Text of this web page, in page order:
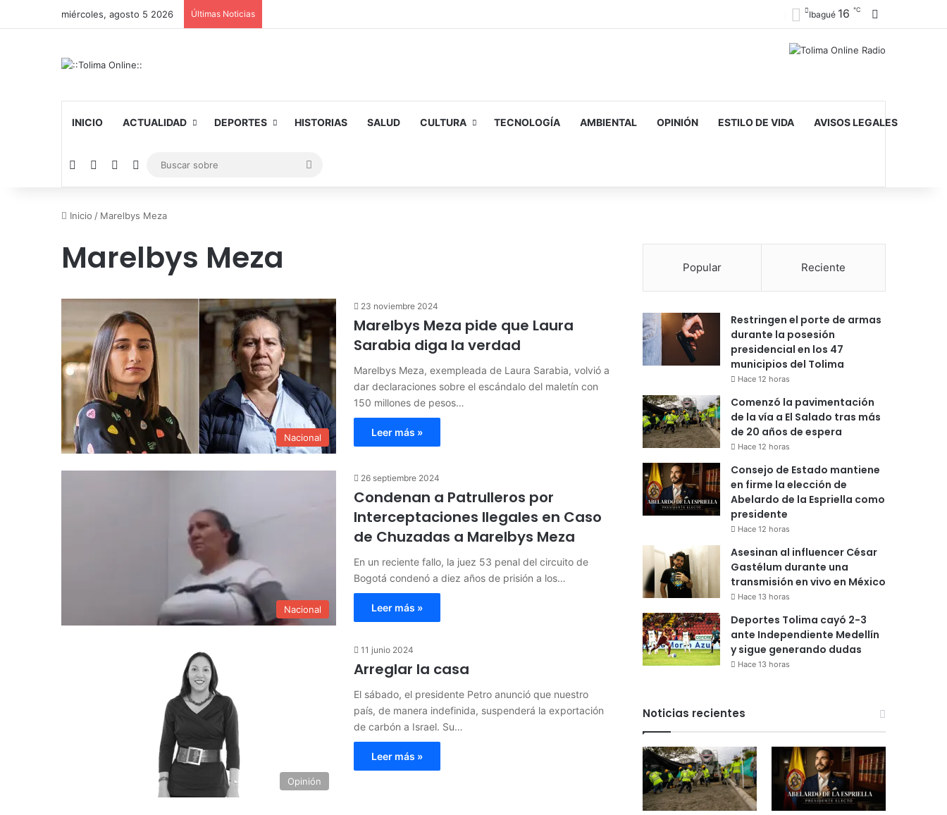
miércoles, agosto 5 2026 Últimas Noticias Ibagué 16 ℃
INICIO ACTUALIDAD DEPORTES HISTORIAS SALUD CULTURA TECNOLOGÍA AMBIENTAL OPINIÓN ESTILO DE VIDA AVISOS LEGALES
Facebook YouTubeInstagram
sobre
Inicio / Marelbys Meza
Marelbys Meza
Nacional
23 noviembre 2024
Marelbys Meza pide que Laura
Sarabia diga la verdad
Marelbys Meza, exempleada de Laura Sarabia, volvió a
dar declaraciones sobre el escándalo del maletín con
150 millones de pesos…
Leer más »
Nacional
26 septiembre 2024
Condenan a Patrulleros por
Interceptaciones Ilegales en Caso
de Chuzadas a Marelbys Meza
En un reciente fallo, la juez 53 penal del circuito de
Bogotá condenó a diez años de prisión a los…
Leer más »
Opinión
11 junio 2024
Arreglar la casa
El sábado, el presidente Petro anunció que nuestro
país, de manera indefinida, suspenderá la exportación
de carbón a Israel. Su…
Leer más »
Popular Reciente
Restringen el porte de armas
durante la posesión
presidencial en los 47
municipios del Tolima
Hace 12 horas
Comenzó la pavimentación
de la vía a El Salado tras más
de 20 años de espera
Hace 12 horas
Consejo de Estado mantiene
en firme la elección de
Abelardo de la Espriella como
presidente
Hace 12 horas
Asesinan al influencer César
Gastélum durante una
transmisión en vivo en México
Hace 13 horas
Deportes Tolima cayó 2-3
ante Independiente Medellín
y sigue generando dudas
Hace 13 horas
Noticias recientes